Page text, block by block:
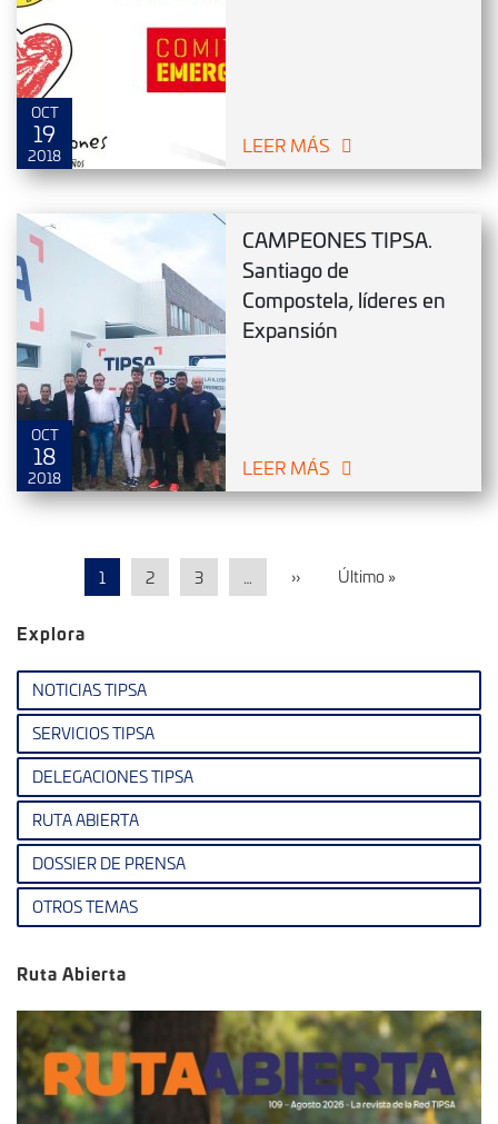
OCT
19
2018 LEER MÁS
OCT
18
2018
CAMPEONES TIPSA.
Santiago de
Compostela, líderes en
Expansión
LEER MÁS
1 2 3 … ›› Último »
Explora
NOTICIAS TIPSA
SERVICIOS TIPSA
DELEGACIONES TIPSA
RUTA ABIERTA
DOSSIER DE PRENSA
OTROS TEMAS
Ruta Abierta